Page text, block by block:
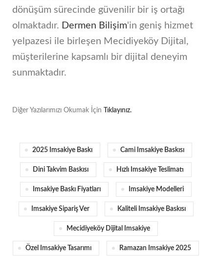
dönüşüm sürecinde güvenilir bir iş ortağı
olmaktadır. Dermen Bilişim'in geniş hizmet
yelpazesi ile birleşen Mecidiyeköy Dijital,
müşterilerine kapsamlı bir dijital deneyim
sunmaktadır.
Diğer Yazılarımızı Okumak İçin Tıklayınız.
2025 Imsakiye Baskı Cami Imsakiye Baskısı
Dini Takvim Baskısı Hızlı Imsakiye Teslimatı
Imsakiye Baskı Fiyatları Imsakiye Modelleri
Imsakiye Sipariş Ver Kaliteli Imsakiye Baskısı
Mecidiyeköy Dijital Imsakiye
Özel Imsakiye Tasarımı Ramazan Imsakiye 2025